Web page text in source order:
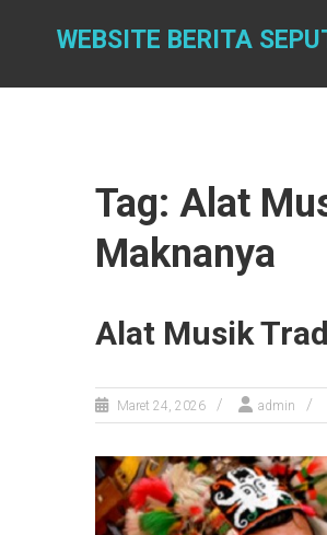
WEBSITE BERITA
Tag: Alat
Maknanya
Alat Musik
Maret 24, 2026 admin